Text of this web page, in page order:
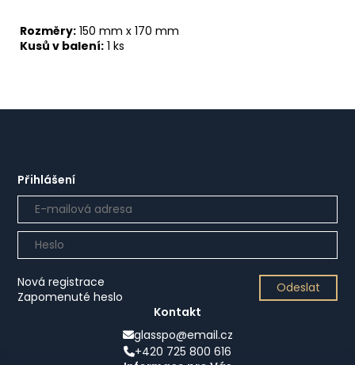
Rozměry: 150 mm x 170 mm
Kusů v balení: 1 ks
Přihlášení
Nová registrace
Zapomenuté heslo
Odeslat
Kontakt
glasspo@email.cz
+420 725 800 616